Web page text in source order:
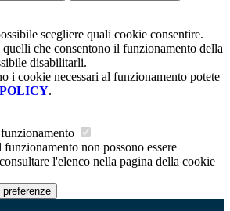
scegliere quali cookie consentire.
quelli che consentono il funzionamento della
disabilitarli.
i cookie necessari al funzionamento potete
.
non possono essere
l'elenco nella pagina della cookie